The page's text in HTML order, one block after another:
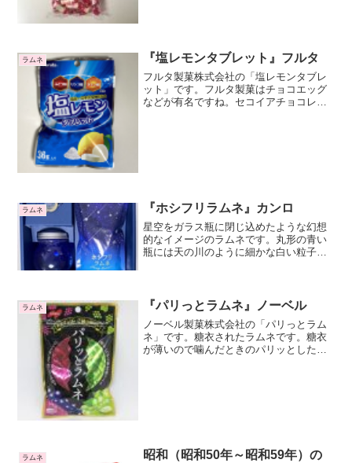
ラムネ 『塩レモンタブレット』フルタ
フルタ製菓株式会社の「塩レモンタブレ
ット」です。フルタ製菓はチョコエッグ
などが有名ですね。セコイアチョコレー
ラムネ 『ホシフリラムネ』カンロ
星空をガラス瓶に閉じ込めたような幻想
的なイメージのラムネです。丸形の青い
瓶には天の川のように細かな白い粒子が
色い星型のラムネの2種類入っています。
ラムネ 『パリっとラムネ』ノーベル
ノーベル製菓株式会社の「パリっとラム
ネ」です。糖衣されたラムネです。糖衣
が薄いので噛んだときのパリッとした食
ラムネ
昭和（昭和50年～昭和59年）の